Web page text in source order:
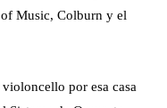
Music, Colburn y el
por esa casa